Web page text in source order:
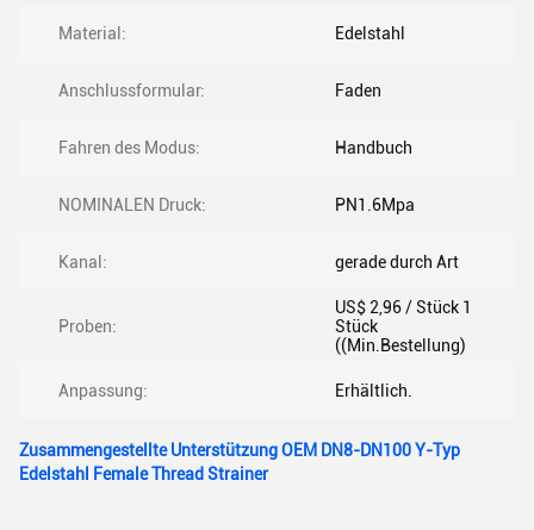
Material: Edelstahl
Anschlussformular: Faden
Fahren des Modus: Handbuch
NOMINALEN Druck: PN1.6Mpa
Kanal: gerade durch Art
Proben:
US$ 2,96 / Stück 1
Stück
((Min.Bestellung)
Anpassung: Erhältlich.
Zusammengestellte Unterstützung OEM DN8-DN100 Y-Typ
Edelstahl Female Thread Strainer